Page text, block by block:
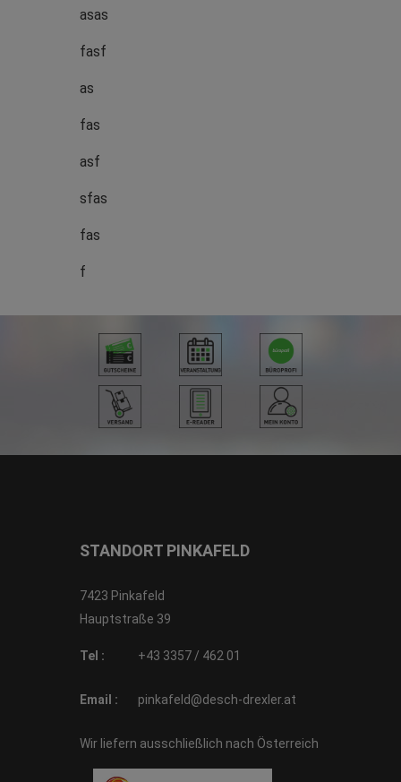
asas
fasf
as
fas
asf
sfas
fas
f
STANDORT PINKAFELD
7423 Pinkafeld
Hauptstraße 39
Tel : +43 3357 / 462 01
Email : pinkafeld@desch-drexler.at
Wir liefern ausschließlich nach Österreich